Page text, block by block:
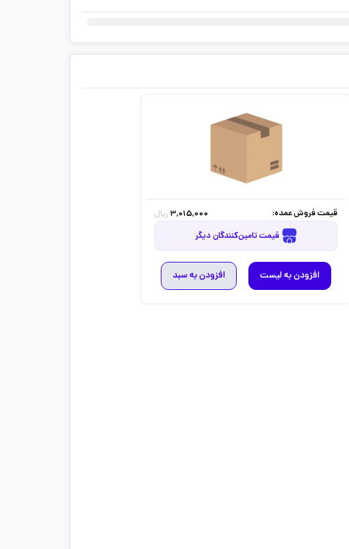
قیمت فروش عمده: 3,015,000 ریال
قیمت تامین‌کنندگان دیگر
افزودن به لیست افزودن به سبد